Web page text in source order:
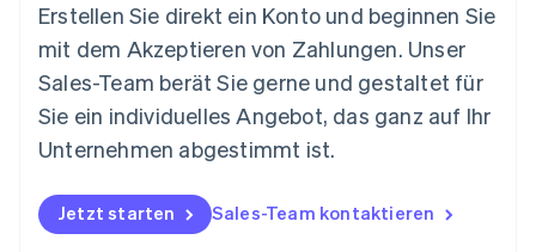
Erstellen Sie direkt ein Konto und beginnen Sie
mit dem Akzeptieren von Zahlungen. Unser
Sales-Team berät Sie gerne und gestaltet für
Sie ein individuelles Angebot, das ganz auf Ihr
Unternehmen abgestimmt ist.
Jetzt starten Sales-Team kontaktieren
Niederlande
NederlandsEnglish
English
Österreich
Deutsch
Polen
Portugal
PortuguêsEnglish